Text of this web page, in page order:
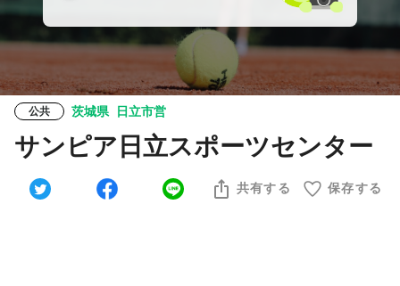
公共 茨城県 日立市営
サンピア日立スポーツセンター
共有する 保存する